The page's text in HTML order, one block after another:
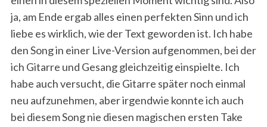
ja, am Ende ergab alles einen perfekten Sinn und ich
liebe es wirklich, wie der Text geworden ist. Ich habe
den Song in einer Live-Version aufgenommen, bei der
ich Gitarre und Gesang gleichzeitig einspielte. Ich
habe auch versucht, die Gitarre später noch einmal
neu aufzunehmen, aber irgendwie konnte ich auch
bei diesem Song nie diesen magischen ersten Take